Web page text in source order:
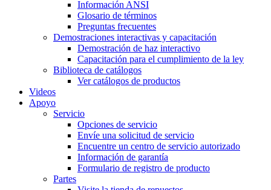
Información ANSI
Glosario de términos
Preguntas frecuentes
Demostraciones interactivas y capacitación
Demostración de haz interactivo
Capacitación para el cumplimiento de la ley
Biblioteca de catálogos
Ver catálogos de productos
Videos
Apoyo
Servicio
Opciones de servicio
Envíe una solicitud de servicio
Encuentre un centro de servicio autorizado
Información de garantía
Formulario de registro de producto
Partes